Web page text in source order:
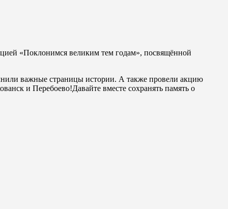
«Поклонимся великим тем годам», посвящённой
важные страницы истории. А также провели акцию
и Перебоево!Давайте вместе сохранять память о